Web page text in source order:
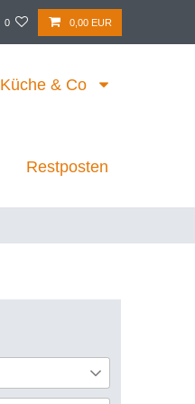
0 0,00 EUR
Küche & Co
Restposten